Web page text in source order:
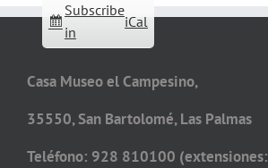
Subscribe
in
iCal
Casa Museo el Campesino,
35550, San Bartolomé, Las Palmas
Teléfono: 928 810100 (extensiones: